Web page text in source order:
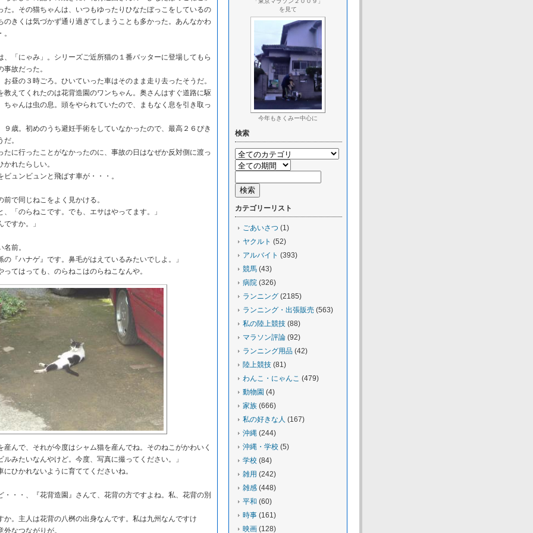
た。その猫ちゃんは、いつもゆったりひなたぼっこをしているの
のきくは気づかず通り過ぎてしまうことも多かった。あんなかわ
「にゃみ」。シリーズご近所猫の１番バッターに登場してもら
故だった。
昼の３時ごろ。ひいていった車はそのまま走り去ったそうだ。
えてくれたのは花背造園のワンちゃん。奥さんはすぐ道路に駆
ちゃんは虫の息。頭をやられていたので、まもなく息を引き取っ
歳。初めのうち避妊手術をしていなかったので、最高２６ぴき
。
に行ったことがなかったのに、事故の日はなぜか反対側に渡っ
れたらしい。
ュンビュンと飛ばす車が・・・。
で同じねこをよく見かける。
「のらねこです。でも、エサはやってます。」
すか。」
前。
『ハナゲ』です。鼻毛がはえているみたいでしよ。」
てはっても、のらねこはのらねこなんや。
んで、それが今度はシャム猫を産んでね。そのねこがかわいく
みたいなんやけど。今度、写真に撮ってください。」
ひかれないように育ててくださいね。
・・、『花背造園』さんて、花背の方ですよね。私、花背の別
。主人は花背の八桝の出身なんです。私は九州なんですけ
なつながりが。
を見て
今年もきくみー中心に
検索
カテゴリーリスト
ごあいさつ (1)
ヤクルト (52)
アルバイト (393)
競馬 (43)
病院 (326)
ランニング (2185)
ランニング・出張販売 (563)
私の陸上競技 (88)
マラソン評論 (92)
ランニング用品 (42)
陸上競技 (81)
わんこ・にゃんこ (479)
動物園 (4)
家族 (666)
私の好きな人 (167)
沖縄 (244)
沖縄・学校 (5)
学校 (84)
雑用 (242)
雑感 (448)
平和 (60)
時事 (161)
映画 (128)